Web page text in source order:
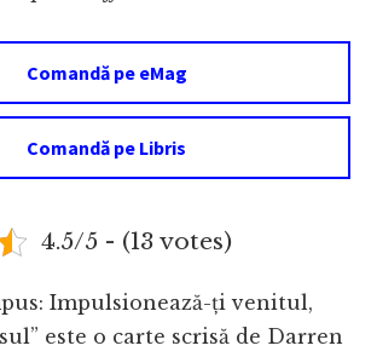
Comandă pe eMag
Comandă pe Libris
4.5/5 - (13 votes)
Impulsionează-ți venitul,
este o carte scrisă de Darren